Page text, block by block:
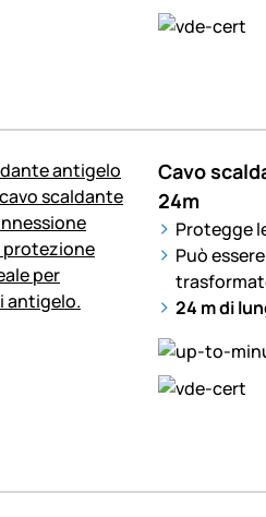
Cavo
24m
Protegge
Può
24 m di